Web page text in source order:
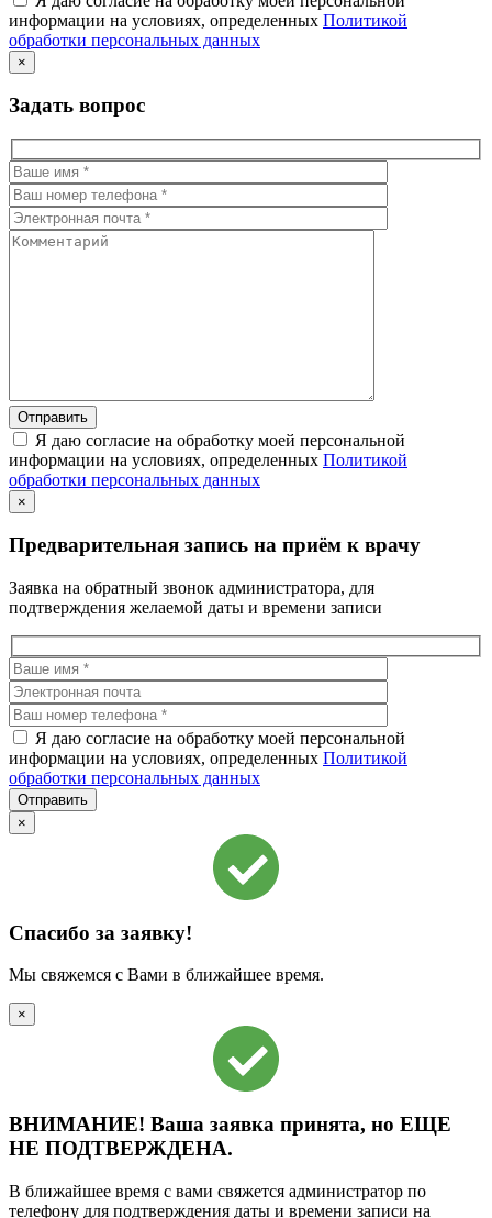
информации на условиях, определенных Политикой
обработки персональных данных
×
Задать вопрос
Я даю согласие на обработку моей персональной
информации на условиях, определенных Политикой
обработки персональных данных
×
Предварительная запись на приём к врачу
Заявка на обратный звонок администратора, для
подтверждения желаемой даты и времени записи
Я даю согласие на обработку моей персональной
информации на условиях, определенных Политикой
обработки персональных данных
×
Спасибо за заявку!
Мы свяжемся с Вами в ближайшее время.
×
ВНИМАНИЕ! Ваша заявка принята, но ЕЩЕ
НЕ ПОДТВЕРЖДЕНА.
В ближайшее время с вами свяжется администратор по
телефону для подтверждения даты и времени записи на